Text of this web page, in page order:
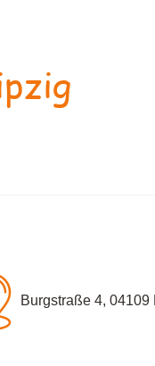
Burgstraße 4,